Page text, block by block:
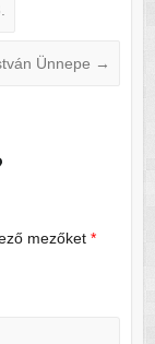
Ünnepe →
mezőket *